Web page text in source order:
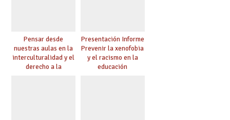
Pensar desde
nuestras aulas en la
interculturalidad y el
derecho a la
Presentación Informe
Prevenir la xenofobia
y el racismo en la
educación